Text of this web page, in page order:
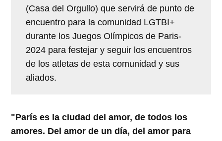
(Casa del Orgullo) que servirá de punto de
encuentro para la comunidad LGTBI+
durante los Juegos Olímpicos de Paris-
2024 para festejar y seguir los encuentros
de los atletas de esta comunidad y sus
aliados.
"París es la ciudad del amor, de todos los
amores. Del amor de un día, del amor para